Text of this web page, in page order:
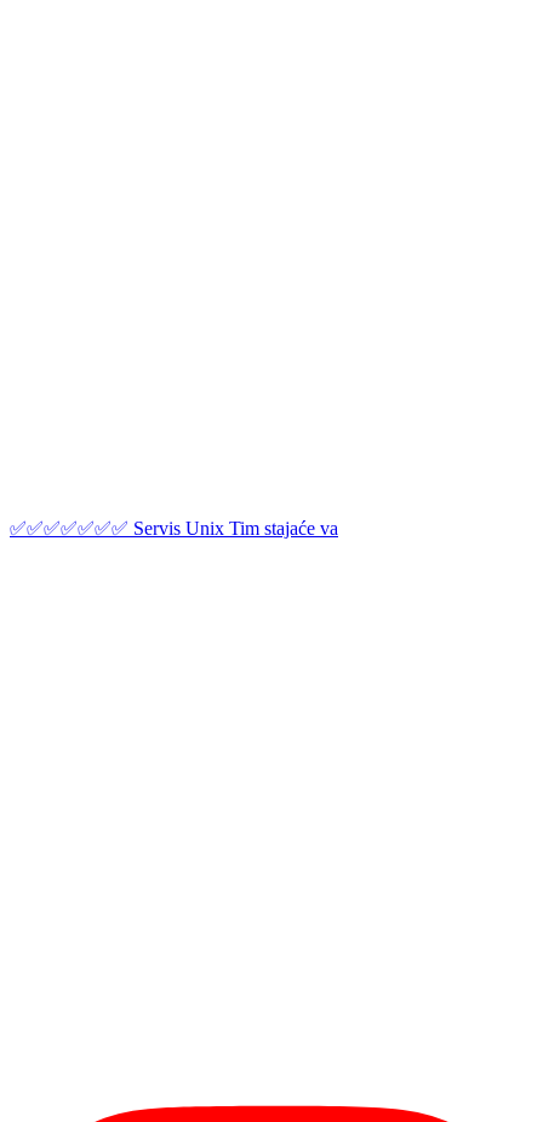
✅✅✅✅✅✅✅ Servis Unix Tim stajaće va